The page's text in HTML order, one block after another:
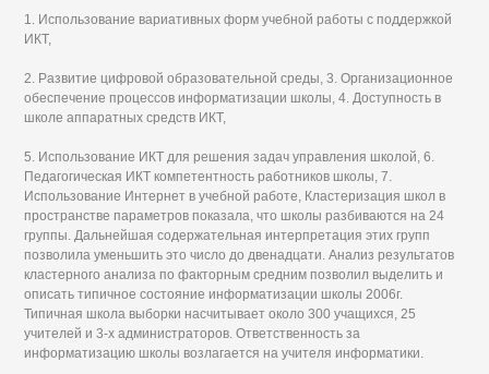
1. Использование вариативных форм учебной работы с поддержкой
ИКТ,
2. Развитие цифровой образовательной среды, 3. Организационное
обеспечение процессов информатизации школы, 4. Доступность в
школе аппаратных средств ИКТ,
5. Использование ИКТ для решения задач управления школой, 6.
Педагогическая ИКТ компетентность работников школы, 7.
Использование Интернет в учебной работе, Кластеризация школ в
пространстве параметров показала, что школы разбиваются на 24
группы. Дальнейшая содержательная интерпретация этих групп
позволила уменьшить это число до двенадцати. Анализ результатов
кластерного анализа по факторным средним позволил выделить и
описать типичное состояние информатизации школы 2006г.
Типичная школа выборки насчитывает около 300 учащихся, 25
учителей и 3-х администраторов. Ответственность за
информатизацию школы возлагается на учителя информатики.